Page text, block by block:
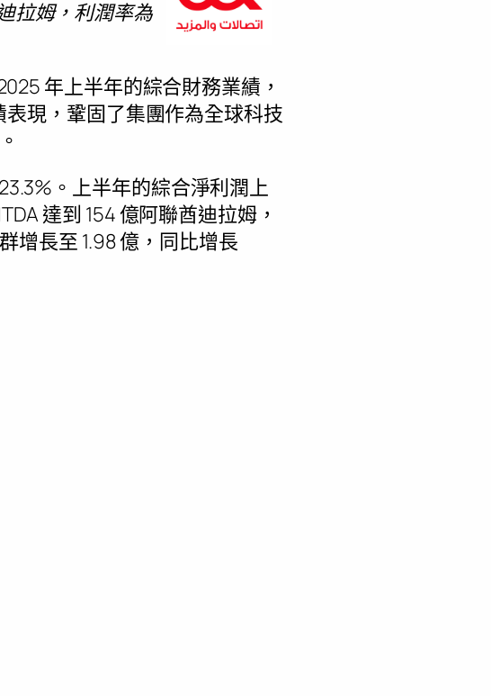
拉姆，利潤率為
年上半年的綜合財務業績，
現，鞏固了集團作為全球科技
。上半年的綜合淨利潤上
達到 154 億阿聯酋迪拉姆，
增長至 1.98 億，同比增長